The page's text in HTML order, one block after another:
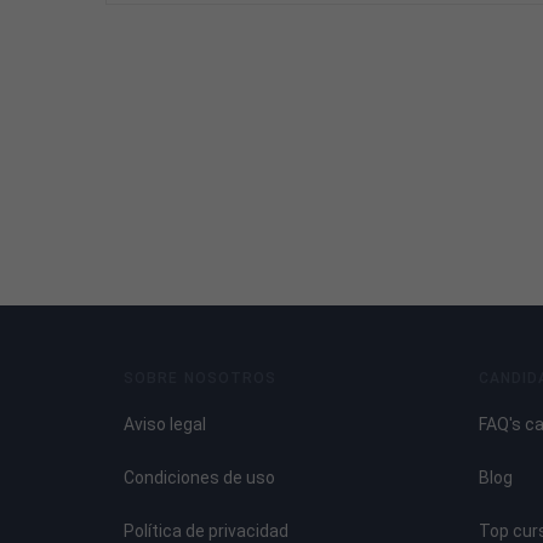
Aviso legal
Condiciones de uso
Política de privacidad
FAQ's
Blog
Top